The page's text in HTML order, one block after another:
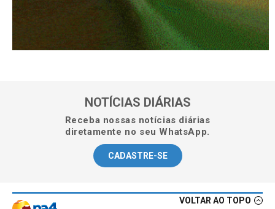
NOTÍCIAS DIÁRIAS
Receba nossas notícias diárias
diretamente no seu WhatsApp.
CADASTRE-SE
VOLTAR AO TOPO